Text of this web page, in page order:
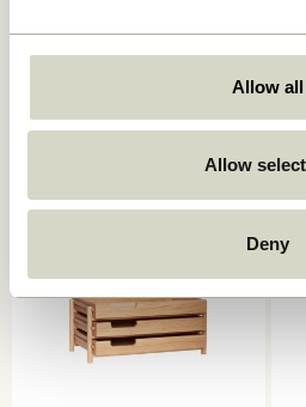
Allow all
Allow
Deny
859,00kr.